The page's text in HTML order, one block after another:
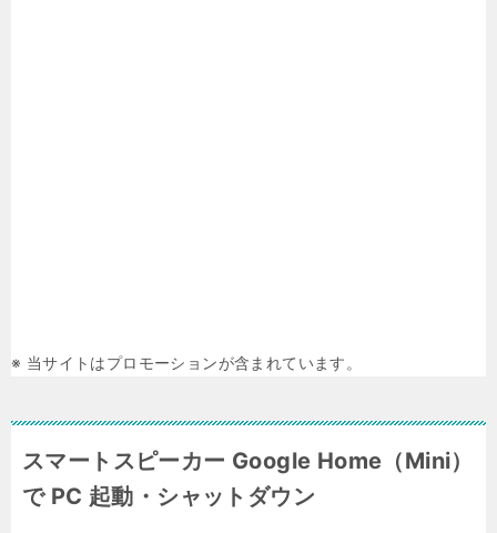
※ 当サイトはプロモーションが含まれています。
スマートスピーカー Google Home（Mini）
で PC 起動・シャットダウン